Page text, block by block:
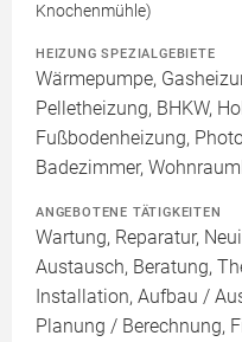
Knochenmühle)
HEIZUNG SPEZIALGEBIETE
Wärmepumpe,
Pelletheizung, BHKW,
Fußbodenheizung,
Badezimmer,
ANGEBOTENE TÄTIGKEITEN
Wartung, Reparatur,
Austausch, Beratung,
Installation, Aufbau /
Planung / Berechnung,